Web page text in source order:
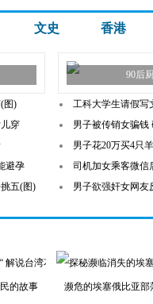
文史 香港
90后
图)
穿
避孕
五(图)
工科大学生请假写
男子被传销女骗钱
男子花20万买4只
司机加女乘客微信
男子欲强奸女网友
的故事 濒危的埃塞俄比亚部